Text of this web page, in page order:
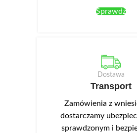
palców, dzięki temu są bardzo
Szuflada posiada ciche i stabilne
oświetlenie LED-NEO-13 w
kolorze białym zimnym, które
montuje się w wieńcu górnym.
Sprawdź
Dostawa
Transport
Zamówienia z
dostarczamy
sprawdzonym i